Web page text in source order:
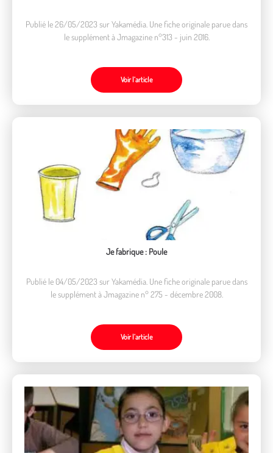
Publié le 26/05/2023 sur Yakamédia. Une fiche originale parue dans
le supplément à Jmagazine n°313 - juin 2016.
Voir l’article
Je fabrique : Poule
Publié le 04/05/2023 sur Yakamédia. Une fiche originale parue dans
le supplément à Jmagazine n° 275 - décembre 2008.
Voir l’article